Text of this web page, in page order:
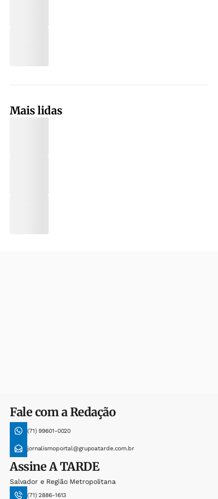
Mais lidas
Fale com a Redação
(71) 99601-0020
jornalismoportal@grupoatarde.com.br
AssineA TARDE
Salvador e Região Metropolitana
(71) 2886-1613